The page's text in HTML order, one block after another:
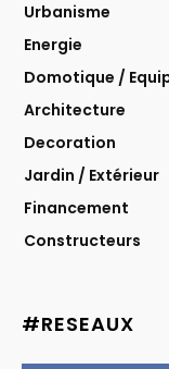
Urbanisme
Energie
Domotique /
Architecture
Decoration
Jardin / Extérieur
Financement
Constructeurs
#RESEAUX